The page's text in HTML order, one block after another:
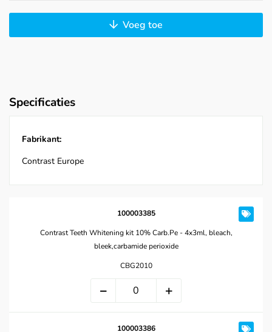
Voeg toe
Specificaties
Fabrikant:
Contrast Europe
100003385
Contrast Teeth Whitening kit 10% Carb.Pe - 4x3ml, bleach,
bleek,carbamide perioxide
CBG2010
100003386